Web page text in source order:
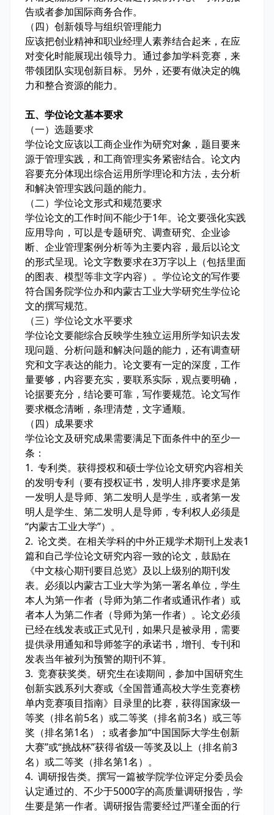
告或者参加国际商务合作。
（四）创新领导与组织管理能力
应该把创业精神和职业经理人素养结合起来，在应
对变化时能展现出领导力。通过参加学科竞赛，来
带领团队实现创新目标。另外，还要有做决定的魄
力和整合资源的能力。
五、学位论文基本要求
（一）选题要求
学位论文应该以工商企业作为研究对象，题目要来
源于管理实践，和工商管理实务紧密结合。论文内
容要充分体现出综合运用所学理论和方法，去分析
和解决管理实践问题的能力。
（二）学位论文形式和规范要求
学位论文的工作时间不能少于1年。论文要强化实践
应用导向，可以是专题研究、调查研究、企业诊
断、企业管理案例分析等为主要内容，最后以论文
的形式呈现。论文字数要求在3万字以上（包括里面
的图表、模型等非文字内容）。学位论文的写作要
符合国务院学位办和内蒙古工业大学研究生学位论
文的撰写规范。
（三）学位论文水平要求
学位论文要能综合反映学生独立运用所学知识去发
现问题、分析问题和解决问题的能力，还有调查研
究和文字表达的能力。论文要有一定的深度，工作
量要够，内容要充实，要联系实际，观点要明确，
论据要充分，结论要可靠，写作要规范。论文写作
要求概念清晰，条理清楚，文字通顺。
（四）成果要求
学位论文及研究成果需要满足下面条件中的至少一
条：
1. 专利类。获得授权和硕士学位论文研究内容相关
的发明专利（要有授权证书，发明人排序要求是第
一发明人是导师、第二发明人是学生，或者第一发
明人是学生、第二发明人是导师，专利权人必须是
“内蒙古工业大学”）。
2. 论文类。在相关学科的中外正规学术期刊上发表1
篇和自己学位论文研究内容一致的论文，鼓励在
《中文核心期刊要目总览》及以上级别的期刊发
表。必须以内蒙古工业大学为第一署名单位，学生
本人为第一作者（导师为第二作者或通讯作者）或
者本人为第二作者（导师为第一作者）。论文必须
已经在线发表或正式见刊，如果只是被录用，需要
提供录用通知和导师签字的承诺书，增刊、专刊和
发表当年被列为预警的期刊不算。
3. 竞赛获奖类。研究生在读期间，参加中国研究生
创新实践系列大赛或《全国普通高校大学生竞赛榜
单内竞赛项目指南》目录里的比赛，获得国家级一
等奖（排名前5名）或二等奖（排名前3名）或三等
奖（排名第1名）；或者参加“中国国际大学生创新
大赛”或“挑战杯”获得省级一等奖及以上（排名前3
名）或二等奖（排名第1名）。
4. 调研报告类。撰写一篇被学院学位评定分委员会
认定通过的、不少于5000字的高质量调研报告，学
生要是第一作者。调研报告需要经过严谨全面的行